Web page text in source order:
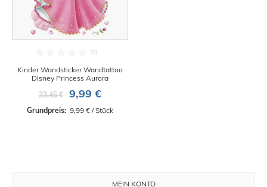
Kinder Wandsticker Wandtattoo
Disney Princess Aurora
23,45 €
9,99 €
Grundpreis: 9,99 € / Stück
MEIN KONTO